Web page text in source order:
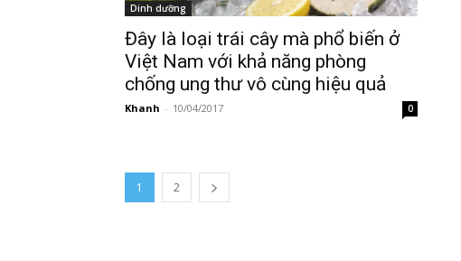
Dinh dưỡng
Đây là loại trái cây mà phổ biến ở
Việt Nam với khả năng phòng
chống ung thư vô cùng hiệu quả
Khanh - 10/04/2017 0
1 2